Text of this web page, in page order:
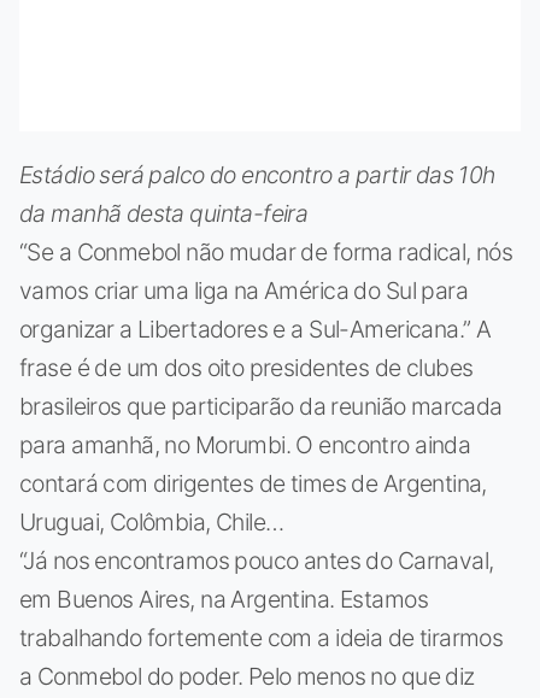
Estádio será palco do encontro a partir das 10h
da manhã desta quinta-feira
“Se a Conmebol não mudar de forma radical, nós
vamos criar uma liga na América do Sul para
organizar a Libertadores e a Sul-Americana.” A
frase é de um dos oito presidentes de clubes
brasileiros que participarão da reunião marcada
para amanhã, no Morumbi. O encontro ainda
contará com dirigentes de times de Argentina,
Uruguai, Colômbia, Chile…
“Já nos encontramos pouco antes do Carnaval,
em Buenos Aires, na Argentina. Estamos
trabalhando fortemente com a ideia de tirarmos
a Conmebol do poder. Pelo menos no que diz